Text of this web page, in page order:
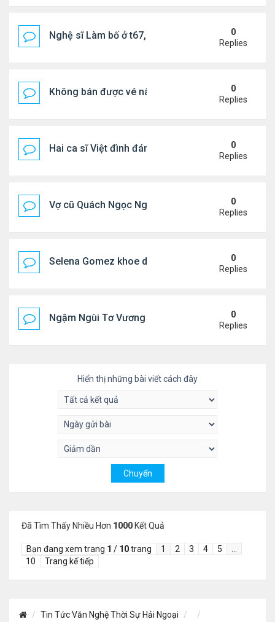
Nghệ sĩ Làm bố ở t67, mê dưỡng da chẳng kém
0
Replies
Không bán được vé nào, 1 phim Việt rời rạp
0
Replies
Hai ca sĩ Việt đình đám không phải vợ chồng vẫn
0
Replies
Vợ cũ Quách Ngọc Ngoan: "Tôi sắp 50, liệu có
0
Replies
Selena Gomez khoe dáng mừng sinh nhật
0
Replies
Ngậm Ngùi Tơ Vương - Video YouTube ngâm bài
0
Replies
Hiển thị những bài viết cách đây
Đã Tìm Thấy Nhiều Hơn 1000 Kết Quả
Bạn đang xem trang 1 / 10trang 1 2 3 4 5
10
Trang kế tiếp
Tin Tức Văn Nghệ Thời Sự Hải Ngoại